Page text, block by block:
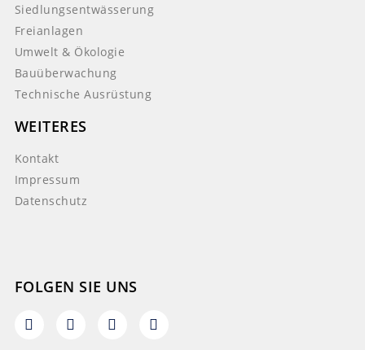
Siedlungsentwässerung
Freianlagen
Umwelt & Ökologie
Bauüberwachung
Technische Ausrüstung
WEITERES
Kontakt
Impressum
Datenschutz
FOLGEN SIE UNS